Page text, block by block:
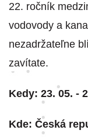
22. ročník
vodovody a
nezadržateľne
zavítate.
Kedy: 23. 05. -
Kde: Česká